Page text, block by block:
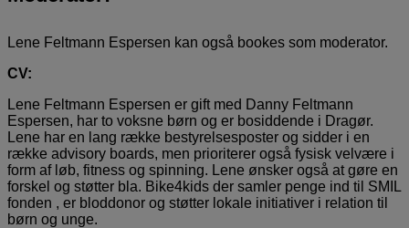
Lene Feltmann Espersen kan også bookes som moderator.
CV:
Lene Feltmann Espersen er gift med Danny Feltmann
Espersen, har to voksne børn og er bosiddende i Dragør.
Lene har en lang række bestyrelsesposter og sidder i en
række advisory boards, men prioriterer også fysisk velvære i
form af løb, fitness og spinning. Lene ønsker også at gøre en
forskel og støtter bla. Bike4kids der samler penge ind til SMIL
fonden , er bloddonor og støtter lokale initiativer i relation til
børn og unge.